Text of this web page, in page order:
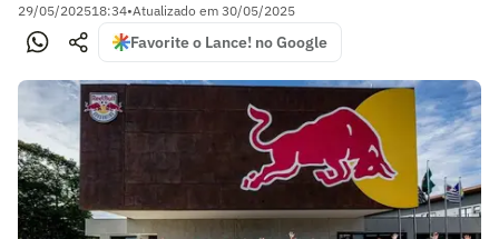
29/05/202518:34•Atualizado em 30/05/2025
Favorite o Lance! no Google